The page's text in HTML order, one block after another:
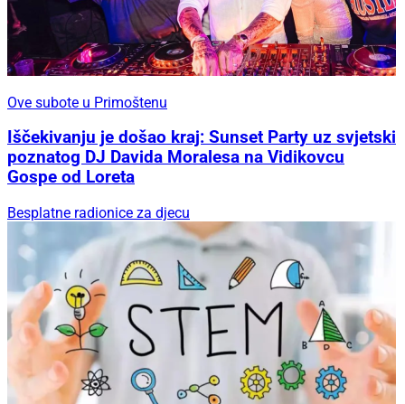
Ove subote u Primoštenu
Iščekivanju je došao kraj: Sunset Party uz svjetski
poznatog DJ Davida Moralesa na Vidikovcu
Gospe od Loreta
Besplatne radionice za djecu